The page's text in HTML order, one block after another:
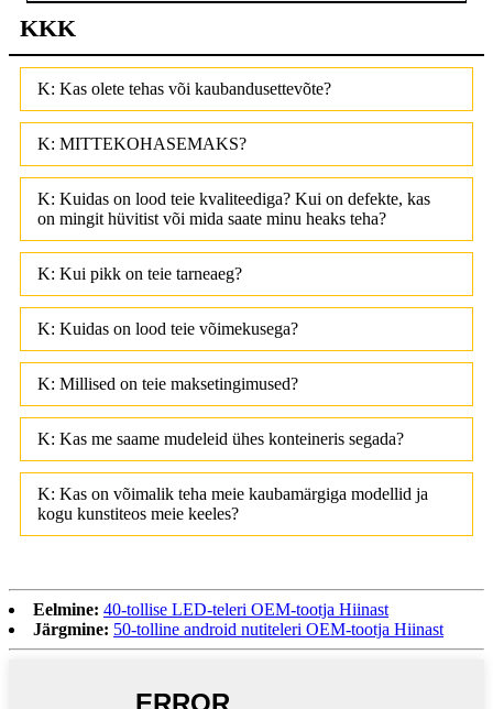
KKK
K: Kas olete tehas või kaubandusettevõte?
K: MITTEKOHASEMAKS?
K: Kuidas on lood teie kvaliteediga? Kui on defekte, kas
on mingit hüvitist või mida saate minu heaks teha?
K: Kui pikk on teie tarneaeg?
K: Kuidas on lood teie võimekusega?
K: Millised on teie maksetingimused?
K: Kas me saame mudeleid ühes konteineris segada?
K: Kas on võimalik teha meie kaubamärgiga modellid ja
kogu kunstiteos meie keeles?
Eelmine: 40-tollise LED-teleri OEM-tootja Hiinast
Järgmine: 50-tolline android nutiteleri OEM-tootja Hiinast